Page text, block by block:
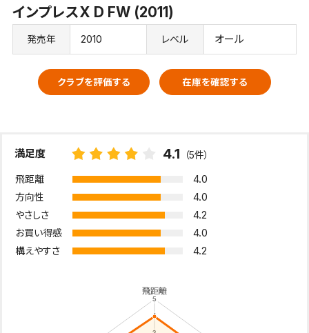
インプレスX D FW (2011)
発売年 2010 レベル オール
クラブを評価する 在庫を確認する
満足度 4.1 （5件）
飛距離 4.0
方向性 4.0
やさしさ 4.2
お買い得感 4.0
構えやすさ 4.2